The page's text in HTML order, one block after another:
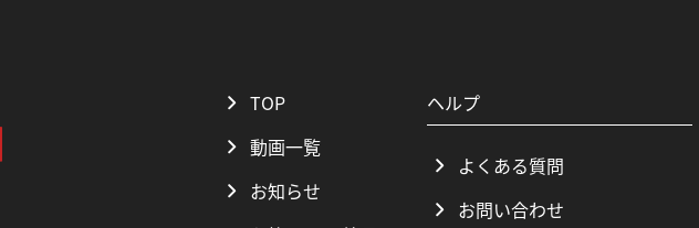
TOP
動画一覧
お知らせ
ヘルプ
よくある質問
お問い合わせ